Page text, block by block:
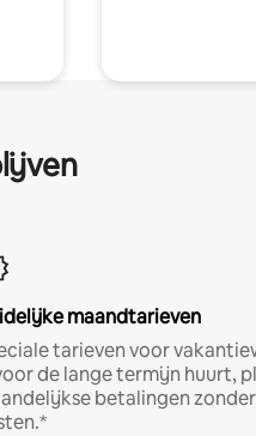
maandtarieven
tarieven voor
de lange termijn huurt,
betalingen